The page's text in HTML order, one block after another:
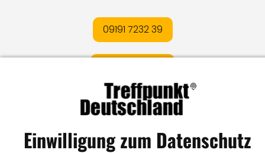
09191 7232 39
DatenschutzIOnline-Streitschlichtung
AGBIMediadaten I Kontakt IVertrag widerrufen
Einwilligung zum Datenschutz